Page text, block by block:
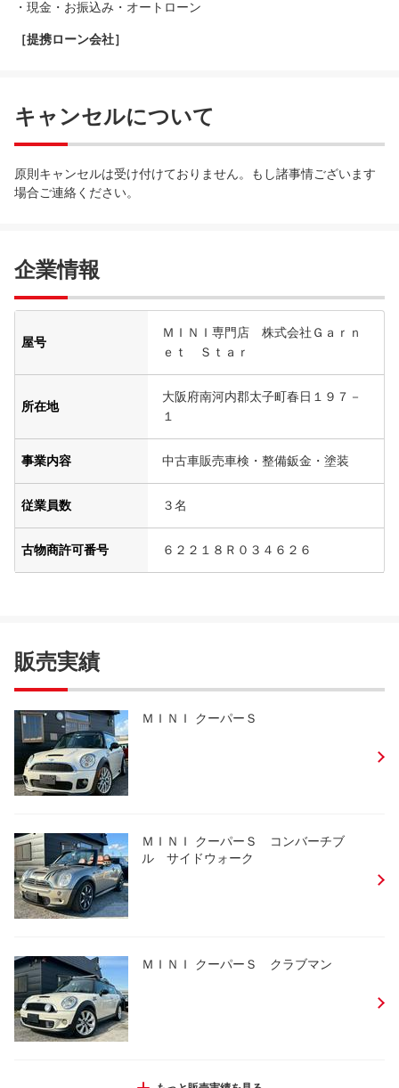
・現金・お振込み・オートローン
［提携ローン会社］
キャンセルについて
原則キャンセルは受け付けておりません。もし諸事情ございます
場合ご連絡ください。
企業情報
屋号
ＭＩＮＩ専門店 株式会社Ｇａｒｎ
ｅｔ Ｓｔａｒ
所在地
大阪府南河内郡太子町春日１９７－
１
事業内容 中古車販売車検・整備鈑金・塗装
従業員数 ３名
古物商許可番号 ６２２１８Ｒ０３４６２６
販売実績
ＭＩＮＩ クーパーＳ
ＭＩＮＩ クーパーＳ コンバーチブ
ル サイドウォーク
ＭＩＮＩ クーパーＳ クラブマン